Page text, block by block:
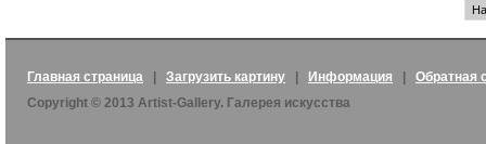
Главная страница Загрузить картину Информация
Обратная
Copyright © 2013 Artist-Gallery. Галерея искусства